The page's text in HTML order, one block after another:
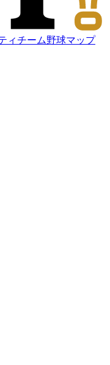
ィチーム野球マップ